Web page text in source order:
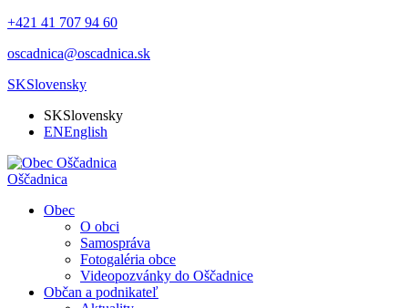
+421 41 707 94 60
oscadnica@oscadnica.sk
SKSlovensky
SKSlovensky
ENEnglish
Oščadnica
Obec
O obci
Samospráva
Fotogaléria obce
Videopozvánky do Oščadnice
Občan a podnikateľ